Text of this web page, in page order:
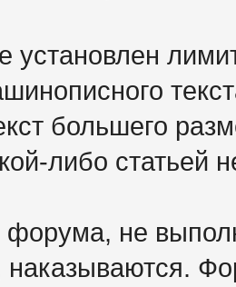
установлен
большего
либо статьей
форума, не
наказываются.